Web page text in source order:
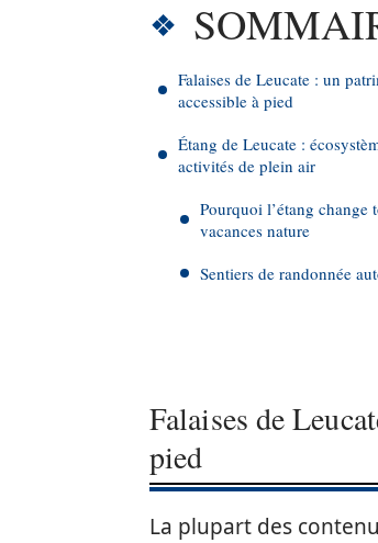
Falaises de Leucate : un
accessible à pied
Étang de Leucate :
activités de plein air
Pourquoi l’étang change
vacances nature
Sentiers de randonnée
Falaises de
pied
La plupart des